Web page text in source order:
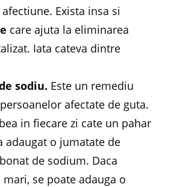
Exista insa si
care ajuta la eliminarea
Iata cateva dintre
sodiu. Este un remediu
afectate de guta.
in fiecare zi cate un pahar
adaugat o jumatate de
de sodium. Daca
se poate adauga o